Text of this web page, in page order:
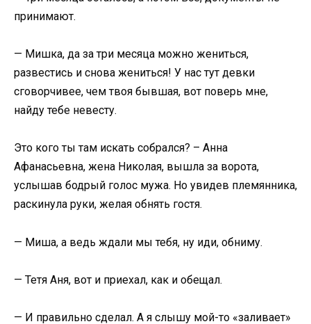
принимают.
— Мишка, да за три месяца можно жениться,
развестись и снова жениться! У нас тут девки
сговорчивее, чем твоя бывшая, вот поверь мне,
найду тебе невесту.
Это кого ты там искать собрался? – Анна
Афанасьевна, жена Николая, вышла за ворота,
услышав бодрый голос мужа. Но увидев племянника,
раскинула руки, желая обнять гостя.
— Миша, а ведь ждали мы тебя, ну иди, обниму.
— Тетя Аня, вот и приехал, как и обещал.
— И правильно сделал. А я слышу мой-то «заливает»